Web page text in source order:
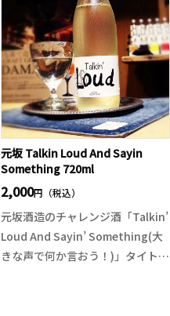
元坂 Talkin Loud And Sayin
Something 720ml
2,000円（税込）
元坂酒造のチャレンジ酒「Talkin’
Loud And Sayin’ Something(大
きな声で何か言おう！)」タイトル